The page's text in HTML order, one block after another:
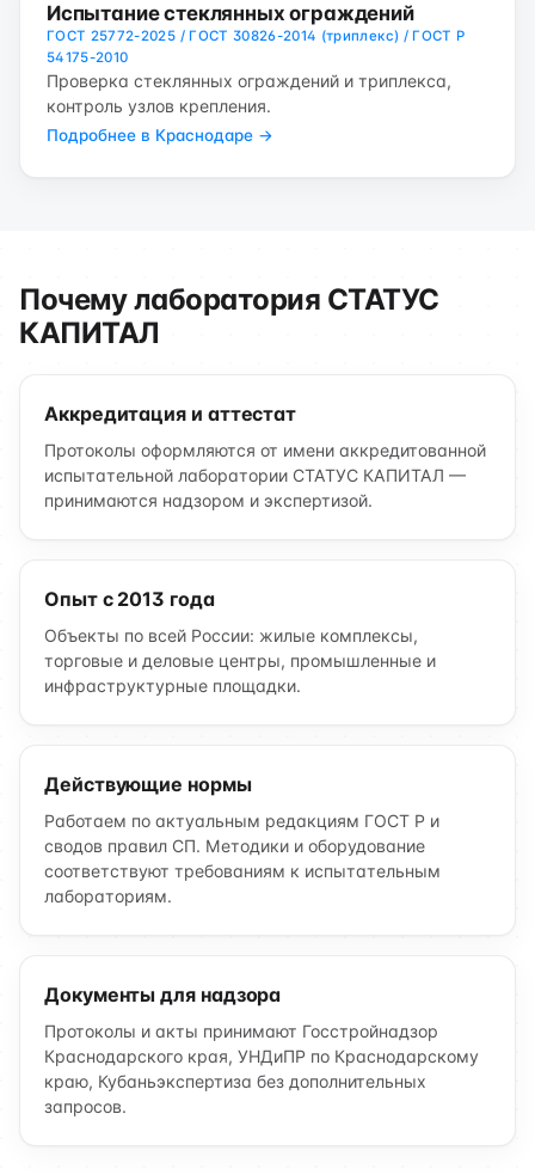
Испытание стеклянных ограждений
ГОСТ 25772-2025 / ГОСТ 30826-2014 (триплекс) / ГОСТ Р
54175-2010
Проверка стеклянных ограждений и триплекса,
контроль узлов крепления.
Подробнее в Краснодаре →
Почему лаборатория СТАТУС
КАПИТАЛ
Аккредитация и аттестат
Протоколы оформляются от имени аккредитованной
испытательной лаборатории СТАТУС КАПИТАЛ —
принимаются надзором и экспертизой.
Опыт с 2013 года
Объекты по всей России: жилые комплексы,
торговые и деловые центры, промышленные и
инфраструктурные площадки.
Действующие нормы
Работаем по актуальным редакциям ГОСТ Р и
сводов правил СП. Методики и оборудование
соответствуют требованиям к испытательным
лабораториям.
Документы для надзора
Протоколы и акты принимают Госстройнадзор
Краснодарского края, УНДиПР по Краснодарскому
краю, Кубаньэкспертиза без дополнительных
запросов.